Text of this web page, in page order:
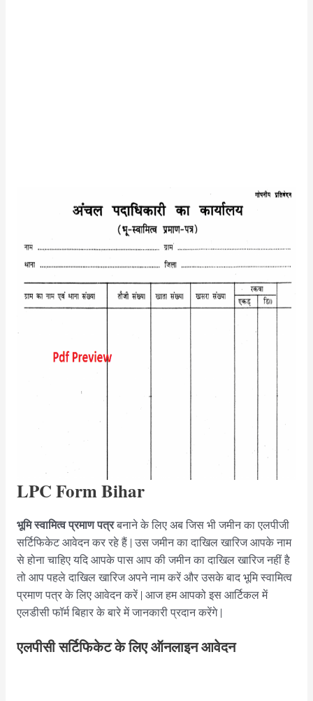
LPC Form Bihar
भूमि स्वामित्व प्रमाण पत्रबनाने के लिए अब जिस भी जमीन का एलपीजी
सर्टिफिकेट आवेदन कर रहे हैं | उस जमीन का दाखिल खारिज आपके नाम
से होना चाहिए यदि आपके पास आप की जमीन का दाखिल खारिज नहीं है
तो आप पहले दाखिल खारिज अपने नाम करें और उसके बाद भूमि स्वामित्व
प्रमाण पत्र के लिए आवेदन करें | आज हम आपको इस आर्टिकल में
एलडीसी फॉर्म बिहार के बारे में जानकारी प्रदान करेंगे |
एलपीसी सर्टिफिकेट के लिए ऑनलाइन आवेदन